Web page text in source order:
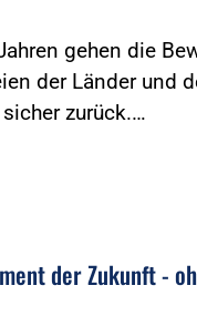
gehen die
der Länder und
zurück.…
der Zukunft -